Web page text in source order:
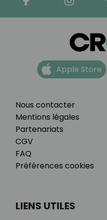
Nous contacter
Mentions légales
Partenariats
CGV
FAQ
Préférences cookies
Apple Store
LIENS UTILES